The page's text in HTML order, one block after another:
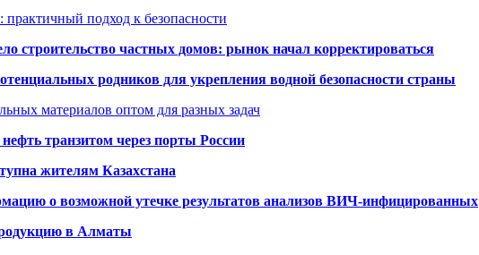
подход к безопасности
строительство частных домов: рынок начал корректироваться
родников для укрепления водной безопасности страны
материалов оптом для разных задач
транзитом через порты России
жителям Казахстана
о возможной утечке результатов анализов ВИЧ-инфицированных
в Алматы